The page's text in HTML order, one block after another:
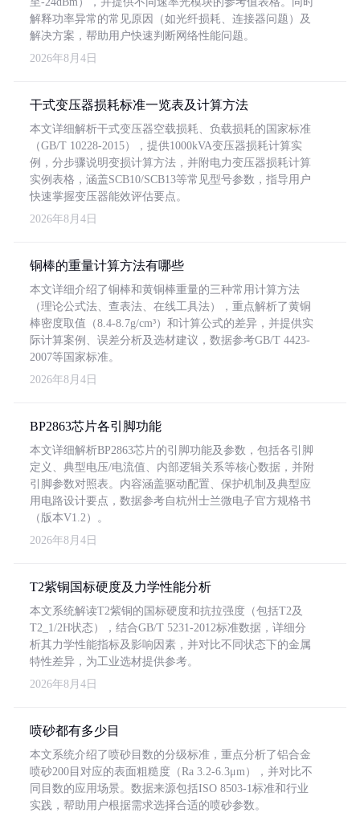
解释功率异常的常见原因（如光纤损耗、连接器问题）及
解决方案，帮助用户快速判断网络性能问题。
2026年8月4日
干式变压器损耗标准一览表及计算方法
本文详细解析干式变压器空载损耗、负载损耗的国家标准
（GB/T 10228-2015），提供1000kVA变压器损耗计算实
例，分步骤说明变损计算方法，并附电力变压器损耗计算
实例表格，涵盖SCB10/SCB13等常见型号参数，指导用户
快速掌握变压器能效评估要点。
2026年8月4日
铜棒的重量计算方法有哪些
本文详细介绍了铜棒和黄铜棒重量的三种常用计算方法
（理论公式法、查表法、在线工具法），重点解析了黄铜
棒密度取值（8.4-8.7g/cm³）和计算公式的差异，并提供实
际计算案例、误差分析及选材建议，数据参考GB/T 4423-
2007等国家标准。
2026年8月4日
BP2863芯片各引脚功能
本文详细解析BP2863芯片的引脚功能及参数，包括各引脚
定义、典型电压/电流值、内部逻辑关系等核心数据，并附
引脚参数对照表。内容涵盖驱动配置、保护机制及典型应
用电路设计要点，数据参考自杭州士兰微电子官方规格书
（版本V1.2）。
2026年8月4日
T2紫铜国标硬度及力学性能分析
本文系统解读T2紫铜的国标硬度和抗拉强度（包括T2及
T2_1/2H状态），结合GB/T 5231-2012标准数据，详细分
析其力学性能指标及影响因素，并对比不同状态下的金属
特性差异，为工业选材提供参考。
2026年8月4日
喷砂都有多少目
本文系统介绍了喷砂目数的分级标准，重点分析了铝合金
喷砂200目对应的表面粗糙度（Ra 3.2-6.3μm），并对比不
同目数的应用场景。数据来源包括ISO 8503-1标准和行业
实践，帮助用户根据需求选择合适的喷砂参数。